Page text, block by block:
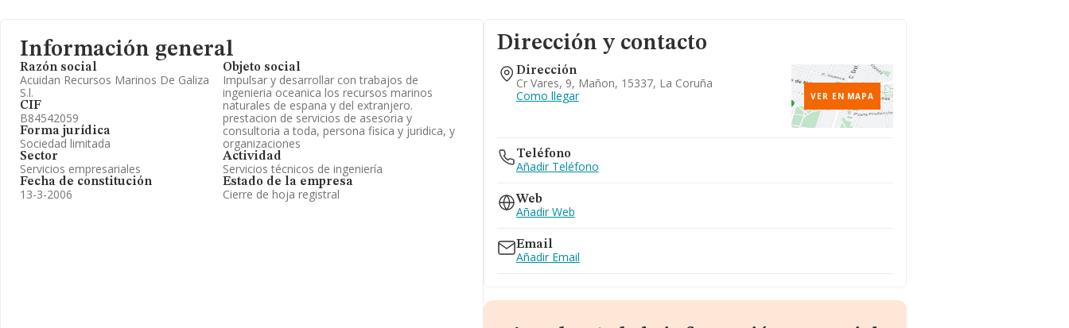
Información general
Razón social
Acuidan Recursos Marinos De Galiza
S.l.
CIF
B84542059
Forma jurídica
Sociedad limitada
Sector
Servicios empresariales
Fecha de constitución
13-3-2006
Objeto social
Impulsar y desarrollar con trabajos de
ingenieria oceanica los recursos marinos
naturales de espana y del extranjero.
prestacion de servicios de asesoria y
consultoria a toda, persona fisica y juridica, y
organizaciones
Actividad
Servicios técnicos de ingeniería
Estado de la empresa
Cierre de hoja registral
Dirección y contacto
Dirección
Cr Vares, 9, Mañon, 15337, La Coruña
Como llegar
VER EN MAPA
Teléfono
Añadir Teléfono
Web
Añadir Web
Email
Añadir Email